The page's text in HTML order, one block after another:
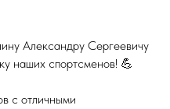
Александру Сергеевичу
наших спортсменов! 💪
с отличными